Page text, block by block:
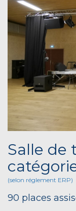
Salle de
(selon réglement ERP)
90 places